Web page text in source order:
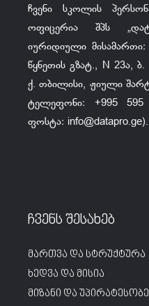
ჩვენი სკოლის
ოფიცერია შპს
იურიდიული
წყნეთის გზატ., N 23ა,
ქ. თბილისი, ჟიული
ტელეფონი: +995
ფოსტა: info@datapro.ge).
ჩვენს შესახებ
მართვა და სტრუქტურა
ხედვა და მისია
მიზანი და